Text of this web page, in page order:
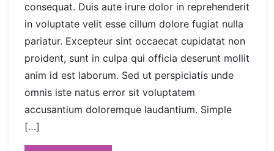
consequat. Duis aute irure dolor in reprehenderit
in voluptate velit esse cillum dolore fugiat nulla
pariatur. Excepteur sint occaecat cupidatat non
proident, sunt in culpa qui officia deserunt mollit
anim id est laborum. Sed ut perspiciatis unde
omnis iste natus error sit voluptatem
accusantium doloremque laudantium. Simple
[…]